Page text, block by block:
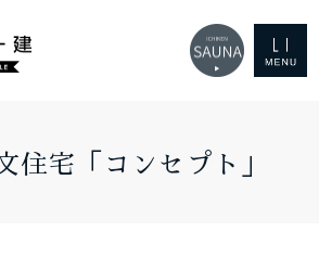
住宅「コンセプト」